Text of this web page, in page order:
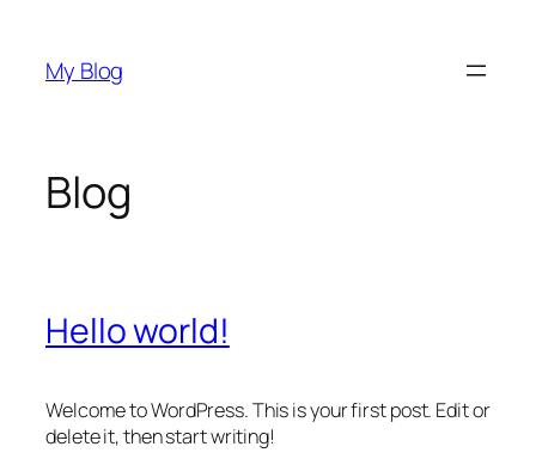
treściMy Blog
Blog
Hello world!
Welcome to WordPress. This is your first post. Edit or
delete it, then start writing!